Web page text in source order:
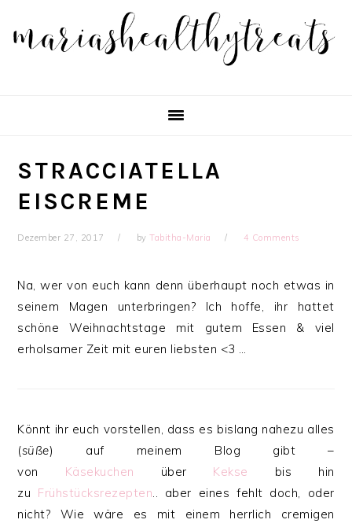
primary
primary
footer
STRACCIATELLA
EISCREME
Dezember 27, 2017 byTabitha-Maria 4 Comments
Na, wer von euch kann denn überhaupt noch etwas in
seinem Magen unterbringen? Ich hoffe, ihr hattet
schöne Weihnachtstage mit gutem Essen & viel
erholsamer Zeit mit euren liebsten <3 …
Könnt ihr euch vorstellen, dass es bislang nahezu alles
(süße) auf meinem Blog gibt –
von Käsekuchen über Kekse
bis hin
zu Frühstücksrezepten.. aber eines fehlt doch, oder
nicht? Wie wäre es mit einem herrlich cremigen